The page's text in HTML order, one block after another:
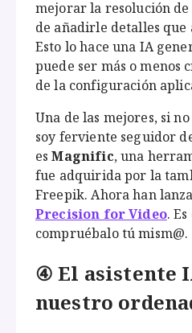
mejorar la resolución de
de añadirle detalles que
Esto lo hace una IA
puede ser más o menos
de la configuración
Una de las mejores, si
soy ferviente seguidor
esMagnific, una
fue adquirida por la
Freepik. Ahora han
Precision for Video.
compruébalo tú mism@.
④ El asistente
nuestro